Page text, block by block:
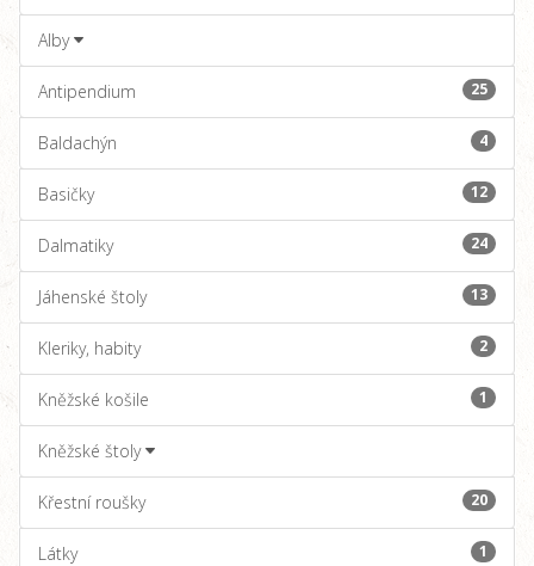
Alby
Antipendium 25
Baldachýn 4
Basičky 12
Dalmatiky 24
Jáhenské štoly 13
Kleriky, habity 2
Kněžské košile 1
Kněžské štoly
Křestní roušky 20
Látky 1